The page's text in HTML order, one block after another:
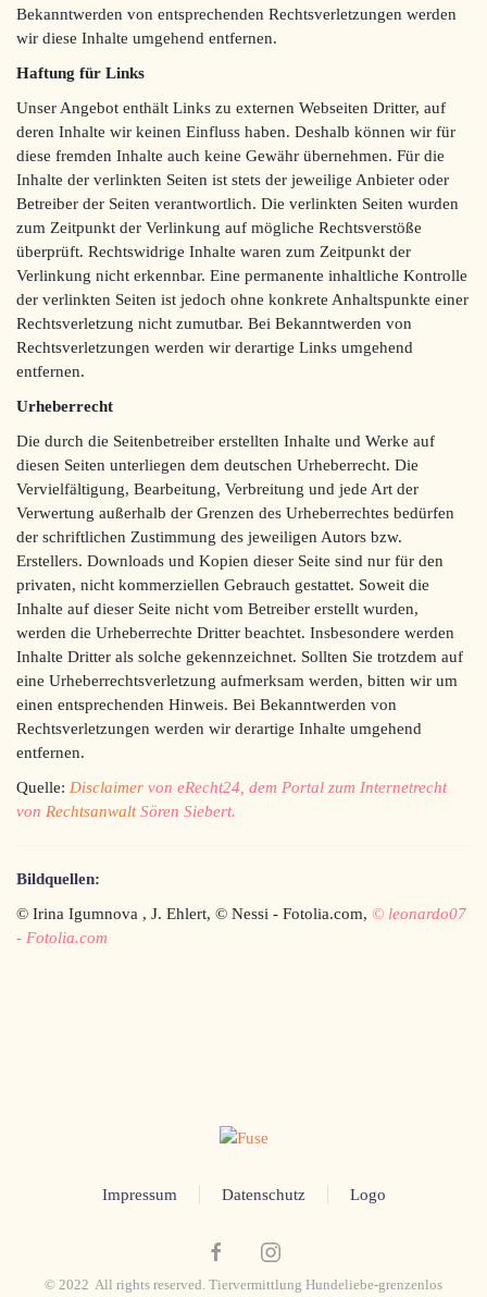
Bekanntwerden von entsprechenden Rechtsverletzungen werden
wir diese Inhalte umgehend entfernen.
Haftung für Links
Unser Angebot enthält Links zu externen Webseiten Dritter, auf
deren Inhalte wir keinen Einfluss haben. Deshalb können wir für
diese fremden Inhalte auch keine Gewähr übernehmen. Für die
Inhalte der verlinkten Seiten ist stets der jeweilige Anbieter oder
Betreiber der Seiten verantwortlich. Die verlinkten Seiten wurden
zum Zeitpunkt der Verlinkung auf mögliche Rechtsverstöße
überprüft. Rechtswidrige Inhalte waren zum Zeitpunkt der
Verlinkung nicht erkennbar. Eine permanente inhaltliche Kontrolle
der verlinkten Seiten ist jedoch ohne konkrete Anhaltspunkte einer
Rechtsverletzung nicht zumutbar. Bei Bekanntwerden von
Rechtsverletzungen werden wir derartige Links umgehend
entfernen.
Urheberrecht
Die durch die Seitenbetreiber erstellten Inhalte und Werke auf
diesen Seiten unterliegen dem deutschen Urheberrecht. Die
Vervielfältigung, Bearbeitung, Verbreitung und jede Art der
Verwertung außerhalb der Grenzen des Urheberrechtes bedürfen
der schriftlichen Zustimmung des jeweiligen Autors bzw.
Erstellers. Downloads und Kopien dieser Seite sind nur für den
privaten, nicht kommerziellen Gebrauch gestattet. Soweit die
Inhalte auf dieser Seite nicht vom Betreiber erstellt wurden,
werden die Urheberrechte Dritter beachtet. Insbesondere werden
Inhalte Dritter als solche gekennzeichnet. Sollten Sie trotzdem auf
eine Urheberrechtsverletzung aufmerksam werden, bitten wir um
einen entsprechenden Hinweis. Bei Bekanntwerden von
Rechtsverletzungen werden wir derartige Inhalte umgehend
entfernen.
Quelle: Disclaimer von eRecht24, dem Portal zum Internetrecht
von RechtsanwaltSören Siebert.
Bildquellen:
© Irina Igumnova , J. Ehlert, © Nessi - Fotolia.com, © leonardo07
- Fotolia.com
Impressum Datenschutz Logo
© 2022 All rights reserved. Tiervermittlung Hundeliebe-grenzenlos